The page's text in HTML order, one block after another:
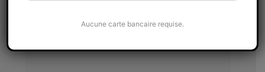
Aucune carte bancaire requise.